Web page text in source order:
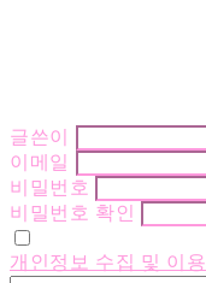
글쓴이
이메일
비밀번호
비밀번호 확인
개인정보 수집 및 이용